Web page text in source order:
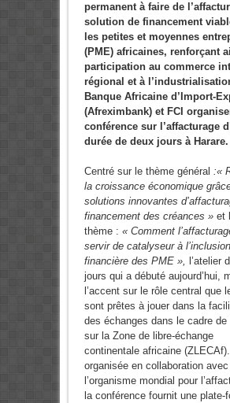
permanent à faire de
solution de financement
les petites et moyennes
(PME) africaines, renforçant
participation au commerce
régional et à
Banque Africaine d’Import-
(Afreximbank) et FCI
conférence sur l’affacturage
durée de deux jours à Harare.
Centré sur le thème général :«
la croissance économique
solutions innovantes
financement des créances »et
thème : « Comment
servir de catalyseur à l’inclusion
financière des PME »,
l’atelier
jours qui a débuté aujourd’hui,
l’accent sur le rôle central que
sont prêtes à jouer dans la
des échanges dans le cadre de
sur la Zone de libre-échange
continentale africaine
organisée en collaboration avec
l’organisme mondial pour
la conférence fournit une plate-